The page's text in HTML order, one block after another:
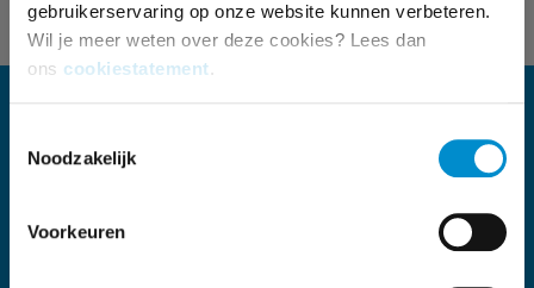
gebruikerservaring op onze website kunnen verbeteren.
Wil je meer weten over deze cookies? Lees dan
ons cookiestatement.
Noodzakelijk
Voorkeuren